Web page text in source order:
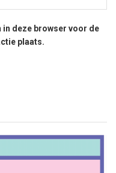
in deze browser voor de
plaats.